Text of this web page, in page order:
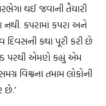
થઈ જવાની તૈયારી
કપરામાં કપરા અને
કથા પૂરી કરી છે
પરથી એમણે કહ્યું એમ
વિશ્વના તમામ લોકોની
છે.’